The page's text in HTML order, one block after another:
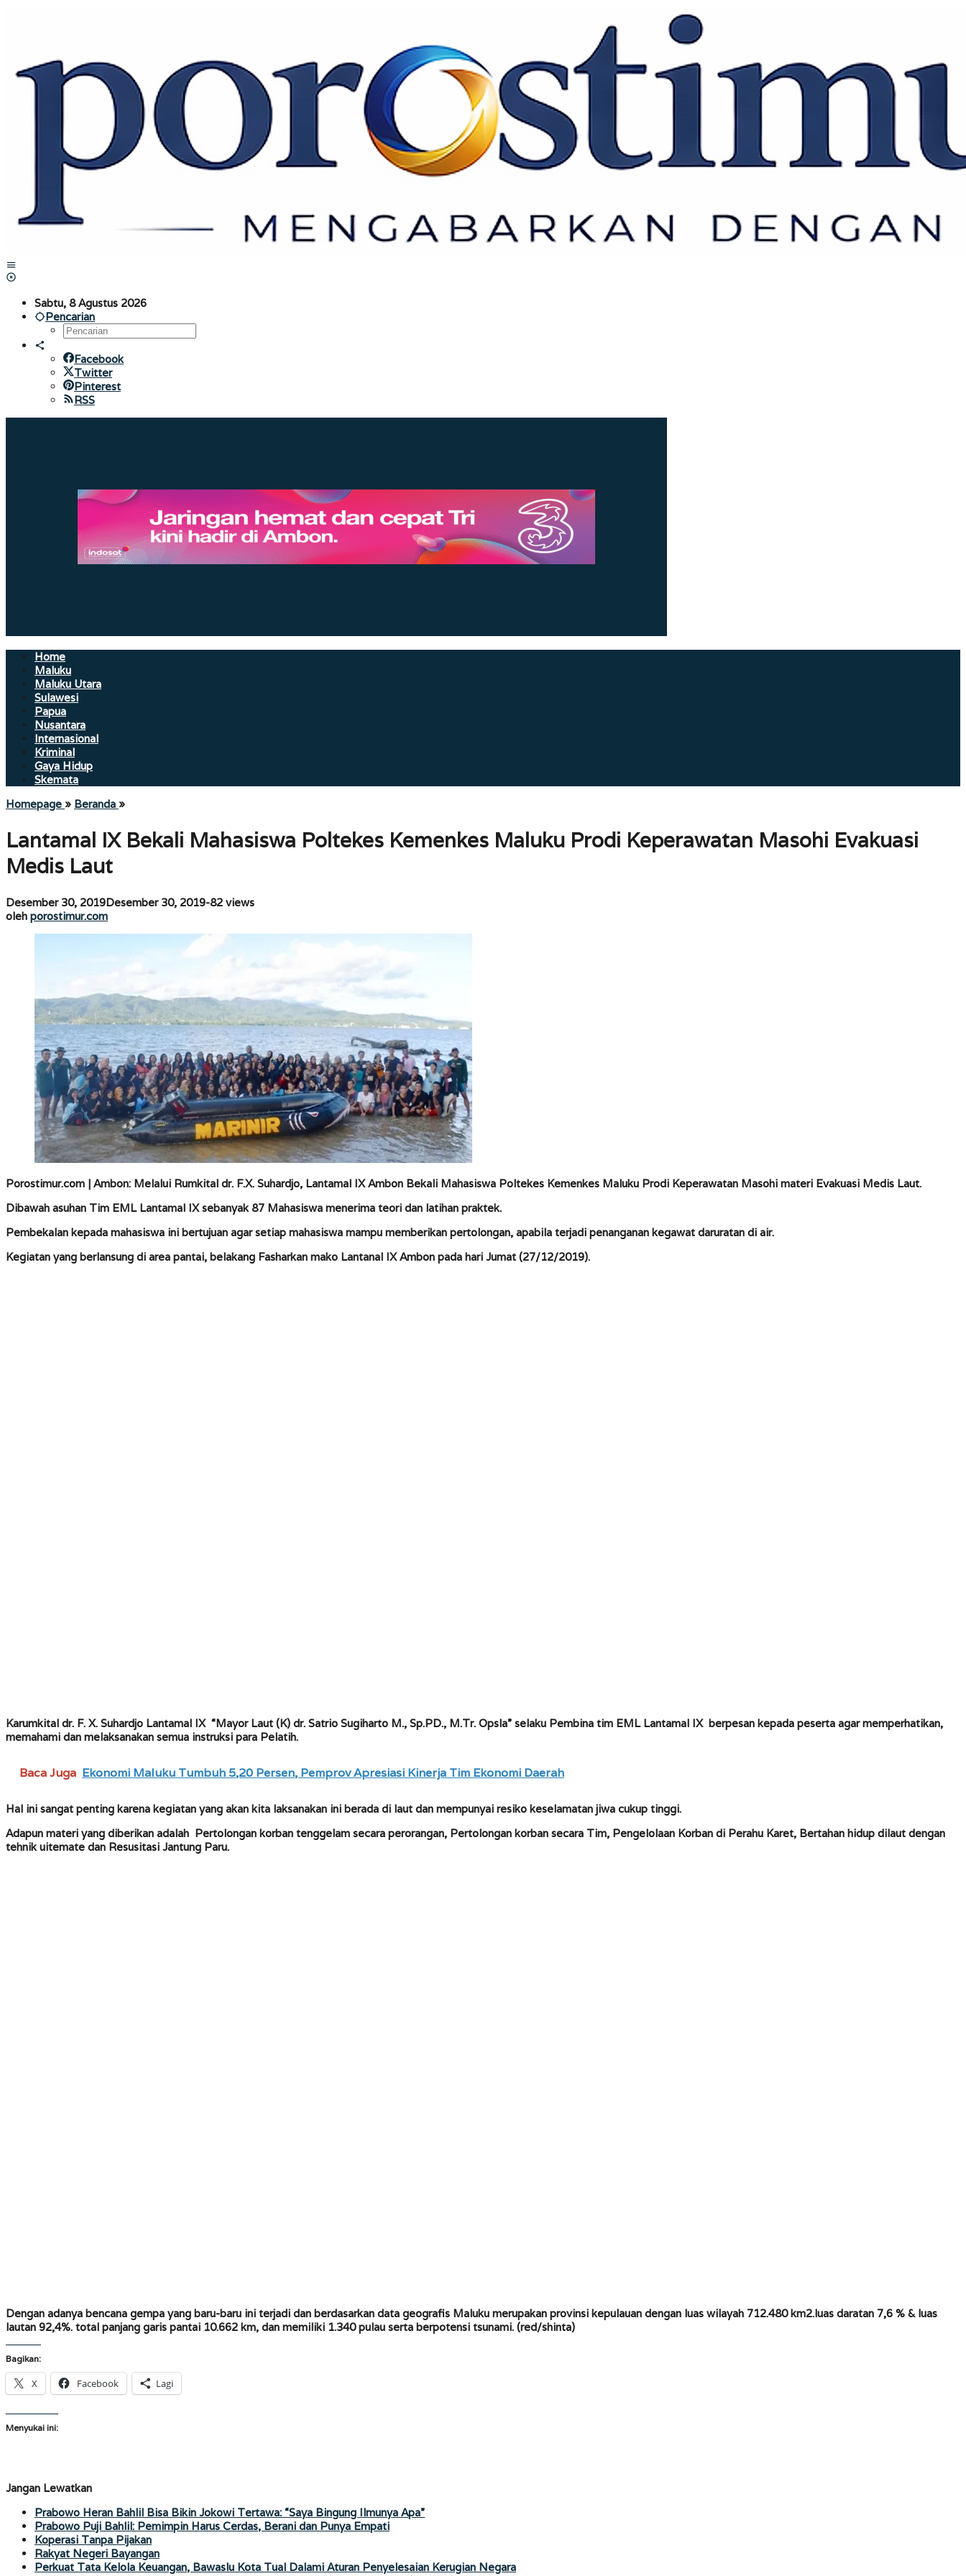
Sabtu, 8 Agustus 2026
Pencarian
Facebook
Twitter
Pinterest
RSS
Home
Maluku
Maluku Utara
Sulawesi
Papua
Nusantara
Internasional
Kriminal
Gaya Hidup
Skemata
Homepage » Beranda »Lantamal
Bekali
Mahasiswa
Prodi
Keperawatan
Lantamal IX Bekali Mahasiswa Poltekes Kemenkes Maluku Prodi Keperawatan Masohi Evakuasi
Medis Laut
Desember 30, 2019Desember 30, 2019oleh
-82 views
oleh porostimur.com
Porostimur.com | Ambon: Melalui Rumkital dr. F.X. Suhardjo, Lantamal IX Ambon Bekali Mahasiswa Poltekes Kemenkes Maluku Prodi Keperawatan Masohi materi Evakuasi Medis Laut.
Dibawah asuhan Tim EML Lantamal IX sebanyak 87 Mahasiswa menerima teori dan latihan praktek.
Pembekalan kepada mahasiswa ini bertujuan agar setiap mahasiswa mampu memberikan pertolongan, apabila terjadi penanganan kegawat daruratan di air.
Kegiatan yang berlansung di area pantai, belakang Fasharkan mako Lantanal IX Ambon pada hari Jumat (27/12/2019).
Karumkital dr. F. X. Suhardjo Lantamal IX “Mayor Laut (K) dr. Satrio Sugiharto M., Sp.PD., M.Tr. Opsla” selaku Pembina tim EML Lantamal IX berpesan kepada peserta agar memperhatikan,
memahami dan melaksanakan semua instruksi para Pelatih.
Baca Juga Ekonomi Maluku Tumbuh 5,20 Persen, Pemprov Apresiasi Kinerja Tim Ekonomi Daerah
Hal ini sangat penting karena kegiatan yang akan kita laksanakan ini berada di laut dan mempunyai resiko keselamatan jiwa cukup tinggi.
Adapun materi yang diberikan adalah Pertolongan korban tenggelam secara perorangan, Pertolongan korban secara Tim, Pengelolaan Korban di Perahu Karet, Bertahan hidup dilaut dengan
tehnik uitemate dan Resusitasi Jantung Paru.
Dengan adanya bencana gempa yang baru-baru ini terjadi dan berdasarkan data geografis Maluku merupakan provinsi kepulauan dengan luas wilayah 712.480 km2.luas daratan 7,6 % & luas
lautan 92,4%. total panjang garis pantai 10.662 km, dan memiliki 1.340 pulau serta berpotensi tsunami. (red/shinta)
Bagikan:
X Facebook Lagi
Menyukai ini:
Jangan Lewatkan
Prabowo Heran Bahlil Bisa Bikin Jokowi Tertawa: “Saya Bingung Ilmunya Apa”
Prabowo Puji Bahlil: Pemimpin Harus Cerdas, Berani dan Punya Empati
Koperasi Tanpa Pijakan
Rakyat Negeri Bayangan
Perkuat Tata Kelola Keuangan, Bawaslu Kota Tual Dalami Aturan Penyelesaian Kerugian Negara